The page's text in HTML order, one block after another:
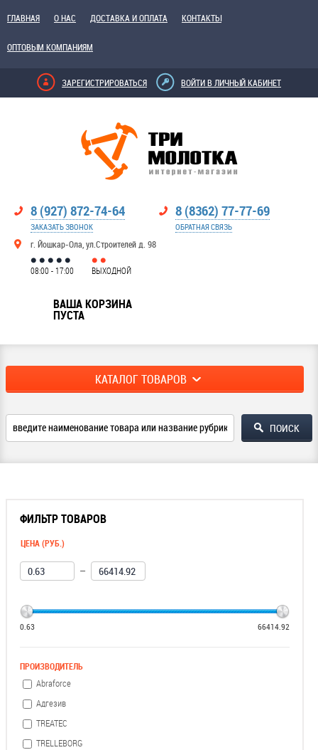
ГЛАВНАЯ О НАС ДОСТАВКА И ОПЛАТА КОНТАКТЫ
ОПТОВЫМ КОМПАНИЯМ
ЗАРЕГИСТРИРОВАТЬСЯ ВОЙТИ В ЛИЧНЫЙ КАБИНЕТ
8 (927) 872-74-64
ЗАКАЗАТЬ ЗВОНОК
г. Йошкар-Ола, ул.Строителей д. 98
8 (8362) 77-77-69
ОБРАТНАЯ СВЯЗЬ
08:00 - 17:00 ВЫХОДНОЙ
ВАША КОРЗИНА
ПУСТА
КАТАЛОГ ТОВАРОВ
ФИЛЬТР ТОВАРОВ
ЦЕНА (РУБ.)
—
0.63 66414.92
ПРОИЗВОДИТЕЛЬ
Abraforce
Адгезив
TREATEC
TRELLEBORG